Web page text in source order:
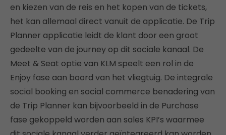
en kiezen van de reis en het kopen van de tickets,
het kan allemaal direct vanuit de applicatie. De Trip
Planner applicatie leidt de klant door een groot
gedeelte van de journey op dit sociale kanaal. De
Meet & Seat optie van KLM speelt een rol in de
Enjoy fase aan boord van het vliegtuig. De integrale
social booking en social commerce benadering van
de Trip Planner kan bijvoorbeeld in de Purchase
fase gekoppeld worden aan sales KPI’s waarmee